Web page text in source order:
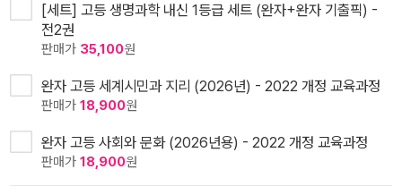
[세트] 고등 생명과학 내신 1등급 세트 (완자+완자 기출픽) -
전2권
판매가 35,100원
완자 고등 세계시민과 지리 (2026년) - 2022 개정 교육과정
판매가 18,900원
완자 고등 사회와 문화 (2026년용) - 2022 개정 교육과정
판매가 18,900원